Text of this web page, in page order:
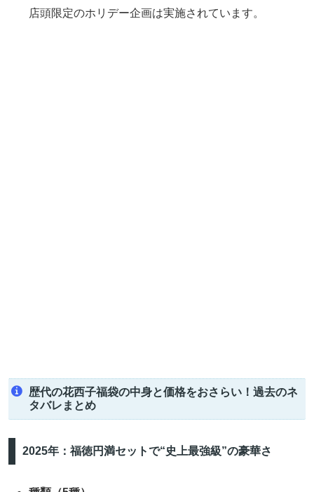
店頭限定のホリデー企画は実施されています。
歴代の花西子福袋の中身と価格をおさらい！過去のネ
タバレまとめ
2025年：福徳円満セットで“史上最強級”の豪華さ